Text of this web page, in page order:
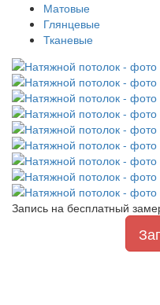
Матовые
Глянцевые
Тканевые
Запись на бесплатный